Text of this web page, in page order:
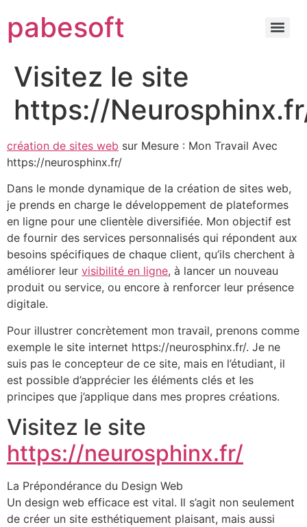
pabesoft
Visitez le site
https://
création de sites web sur Mesure : Mon Travail Avec
https://neurosphinx.fr/
Dans le monde dynamique de la création de sites web,
je prends en charge le développement de plateformes
en ligne pour une clientèle diversifiée. Mon objectif est
de fournir des services personnalisés qui répondent aux
besoins spécifiques de chaque client, qu’ils cherchent à
améliorer leur visibilité en ligne, à lancer un nouveau
produit ou service, ou encore à renforcer leur présence
digitale.
Pour illustrer concrètement mon travail, prenons comme
exemple le site internet https://neurosphinx.fr/. Je ne
suis pas le concepteur de ce site, mais en l’étudiant, il
est possible d’apprécier les éléments clés et les
principes que j’applique dans mes propres créations.
Visitez le site
https://neurosphinx.fr/
La Prépondérance du Design Web
Un design web efficace est vital. Il s’agit non seulement
de créer un site esthétiquement plaisant, mais aussi